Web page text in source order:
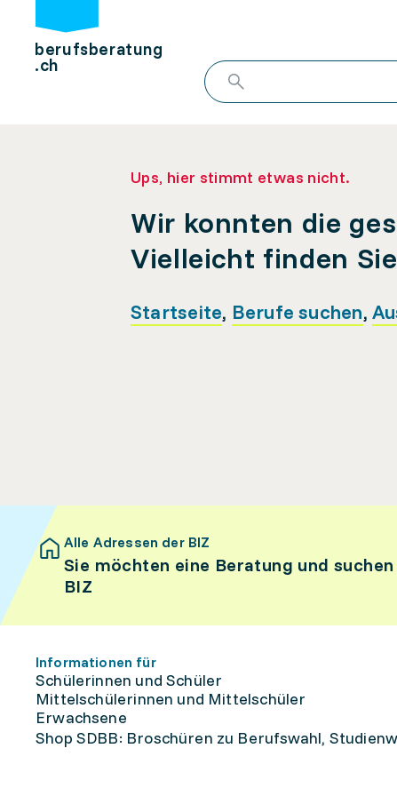
berufsberatung
.ch
Ups, hier stimmt etwas nicht.
Wir konnten die
Vielleicht finden
Startseite, Berufe suchen,
Alle Adressen der BIZ
Sie möchten eine Beratung und
BIZ
Informationen für
Schülerinnen und Schüler
Mittelschülerinnen und Mittelschüler
Erwachsene
Shop SDBB: Broschüren zu Berufswahl,